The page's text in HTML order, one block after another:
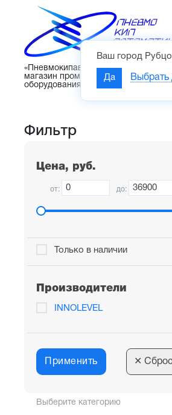
«Пневмокипавтоматика» – интернет-
магазин промышленного
оборудования
Ваш город
Да Выбрать
Выберите категорию
Фильтр
Цена, руб.
от: до:
Только в наличии
Производители
INNOLEVEL
Применить ✕